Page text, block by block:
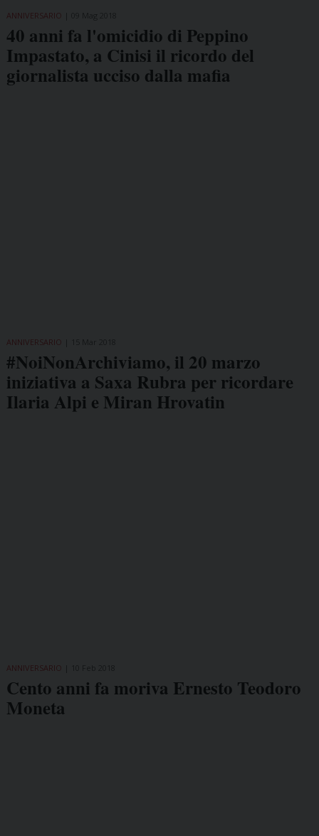
ANNIVERSARIO
40 anni fa l'omicidio di Peppino
Impastato, a Cinisi il ricordo del
giornalista ucciso dalla mafia
ANNIVERSARIO
#NoiNonArchiviamo, il 20 marzo
iniziativa a Saxa Rubra per ricordare
Ilaria Alpi e Miran Hrovatin
ANNIVERSARIO
Cento anni fa moriva Ernesto Teodoro
Moneta